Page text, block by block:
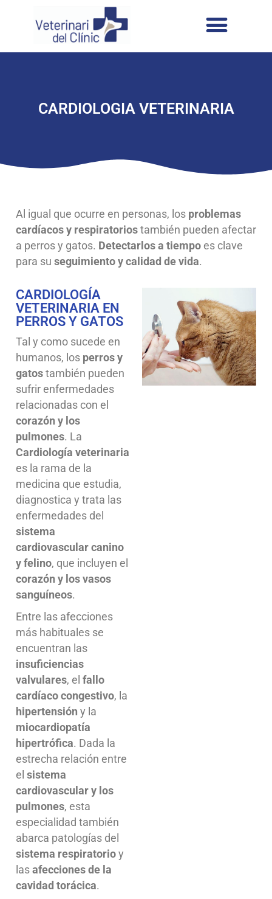
CARDIOLOGIA VETERINARIA​
Al igual que ocurre en personas, los problemas
cardíacos y respiratoriostambién pueden afectar
a perros y gatos. Detectarlos a tiempo es clave
para su seguimiento y calidad de vida.
CARDIOLOGÍA
VETERINARIA EN
PERROS Y GATOS
Tal y como sucede en
humanos, los perros y
gatostambién pueden
sufrir enfermedades
relacionadas con el
corazón y los
pulmones. La
Cardiología veterinaria
es la rama de la
medicina que estudia,
diagnostica y trata las
enfermedades del
sistema
cardiovascular canino
y felino, que incluyen el
corazón y los vasos
sanguíneos.
Entre las afecciones
más habituales se
encuentran las
insuficiencias
valvulares, el fallo
cardíaco congestivo, la
hipertensión y la
miocardiopatía
hipertrófica. Dada la
estrecha relación entre
el sistema
cardiovascular y los
pulmones, esta
especialidad también
abarca patologías del
sistema respiratorioy
lasafecciones de la
cavidad torácica.